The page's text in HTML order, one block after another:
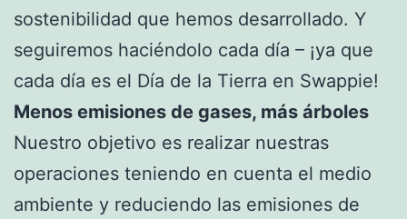
sostenibilidad que hemos desarrollado. Y
seguiremos haciéndolo cada día – ¡ya que
cada día es el Día de la Tierra en Swappie!
Menos emisiones de gases, más árboles
Nuestro objetivo es realizar nuestras
operaciones teniendo en cuenta el medio
ambiente y reduciendo las emisiones de